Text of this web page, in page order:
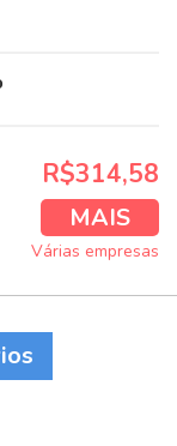
R$314,58
MAIS
Várias empresas